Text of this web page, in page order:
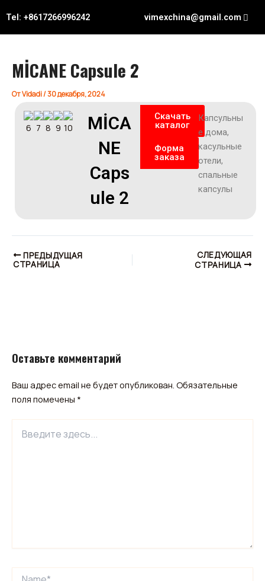
содержимому
Tel: +8617266996242 vimexchina@gmail.com
MİCANE Capsule 2
ОтVidadi/30 декабря, 2024
MİCA
NE
Caps
ule 2
Скачать
каталог
Форма
заказа
Капсульны
е дома,
касульные
отели,
спальные
капсулы
по
записям
ПРЕДЫДУЩАЯ
СТРАНИЦА
СЛЕДУЮЩАЯ
СТРАНИЦА
Оставьте комментарий
Ваш адрес email не будет опубликован. Обязательные
поля помечены *
здесь...